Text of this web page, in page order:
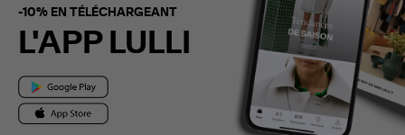
-10% EN TÉLÉCHARGEANT
L'APP LULLI